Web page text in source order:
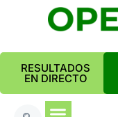
RESULTADOS
EN DIRECTO